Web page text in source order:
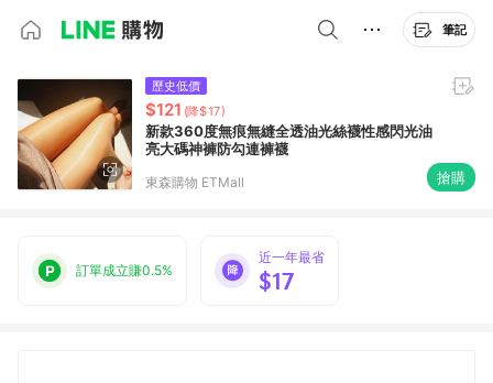
筆記
歷史低價
$121 (降$17)
新款360度無痕無縫全透油光絲襪性感閃光油
亮大碼神褲防勾連褲襪
東森購物 ETMall 搶購
訂單成立賺0.5%
近一年最省
$17